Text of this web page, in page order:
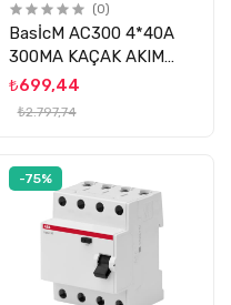
(0)
BasİcM AC300 4*40A
300MA KAÇAK AKIM
ROLESİ ABB
₺699,44
₺2.797,74
-75%